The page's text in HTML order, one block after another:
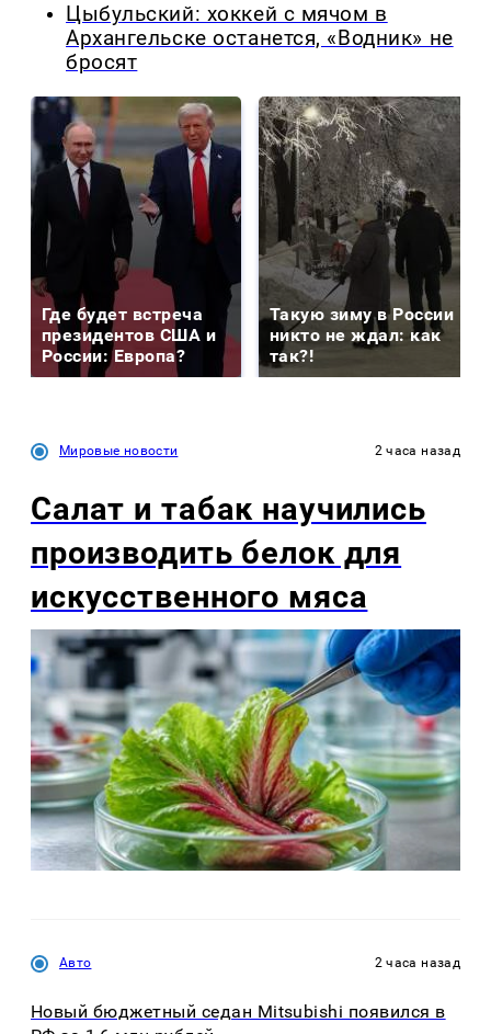
Цыбульский: хоккей с мячом в
Архангельске останется, «Водник» не
бросят
Где будет встреча
президентов США и
России: Европа?
Такую зиму в России
никто не ждал: как
так?!
Мировые новости 2 часа назад
Салат и табак научились
производить белок для
искусственного мяса
Авто 2 часа назад
Новый бюджетный седан Mitsubishi появился в